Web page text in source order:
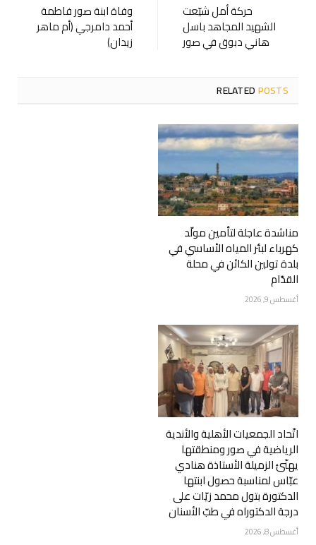
حركة أمل شيّعت
الشهيد المجاهد باسل
هاني دبوق في صور
وفاة ابنة صور فاطمة
أحمد دامرجي (أم ماهر
زيدان)
RELATEDPOSTS
مناشدة عاجلة لتأمين مولّد
كهرباء لبئر المياه الأساسي في
بلدة تولين الكائن في محلة
القدّام
أغسطس 9, 2026
اتّحاد الجمعيات الأهلية والأندية
الرياضية في صور ومنطقتها
يهنّئ الزميلة الأستاذة هنادي
عبّاس لمناسبة حصول ابنتها
الدكتورة بتول محمد زيّات على
درجة الدكتوراه في طبّ الأسنان
أغسطس 8, 2026